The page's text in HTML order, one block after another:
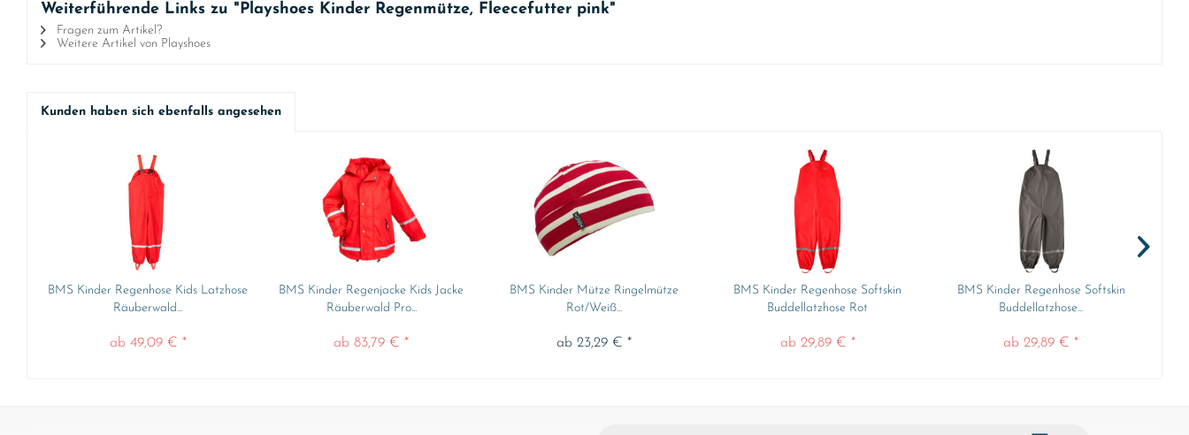
Weiterführende Links zu "Playshoes Kinder Regenmütze, Fleecefutter pink"
Fragen zum Artikel?
Weitere Artikel von Playshoes
Kunden haben sich ebenfalls angesehen
BMS Kinder Regenhose Kids Latzhose
Räuberwald...
ab 49,09 € *
BMS Kinder Regenjacke Kids Jacke
Räuberwald Pro...
ab 83,79 € *
BMS Kinder Mütze Ringelmütze
Rot/Weiß...
ab 23,29 € *
BMS Kinder Regenhose Softskin
Buddellatzhose Rot
ab 29,89 € *
BMS Kinder Regenhose Softskin
Buddellatzhose...
ab 29,89 € *